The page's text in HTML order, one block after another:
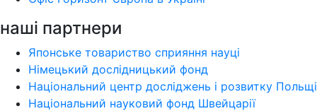
наші партнери
Японське товариство сприяння науці
Німецький дослідницький фонд
Національний центр досліджень і розвитку Польщі
Національний науковий фонд Швейцарії